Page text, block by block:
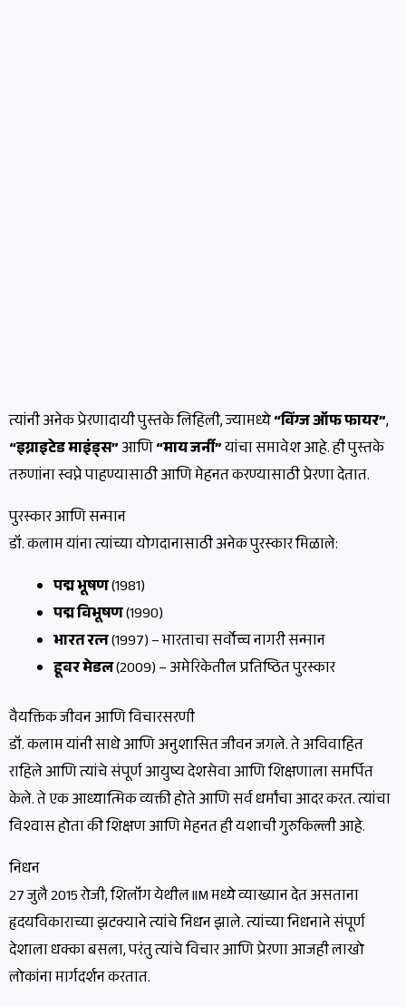
त्यांनी अनेक प्रेरणादायी पुस्तके लिहिली, ज्यामध्ये“विंग्ज ऑफ फायर”,
“इग्नाइटेड माइंड्स”आणि“माय जर्नी”यांचा समावेश आहे. ही पुस्तके
तरुणांना स्वप्ने पाहण्यासाठी आणि मेहनत करण्यासाठी प्रेरणा देतात.
पुरस्कार आणि सन्मान
डॉ. कलाम यांना त्यांच्या योगदानासाठी अनेक पुरस्कार मिळाले:
पद्म भूषण(1981)
पद्म विभूषण(1990)
भारत रत्न(1997) – भारताचा सर्वोच्च नागरी सन्मान
हूवर मेडल(2009) – अमेरिकेतील प्रतिष्ठित पुरस्कार
वैयक्तिक जीवन आणि विचारसरणी
डॉ. कलाम यांनी साधे आणि अनुशासित जीवन जगले. ते अविवाहित
राहिले आणि त्यांचे संपूर्ण आयुष्य देशसेवा आणि शिक्षणाला समर्पित
केले. ते एक आध्यात्मिक व्यक्ती होते आणि सर्व धर्मांचा आदर करत. त्यांचा
विश्वास होता की शिक्षण आणि मेहनत ही यशाची गुरुकिल्ली आहे.
निधन
27 जुलै 2015 रोजी, शिलॉंग येथील IIM मध्ये व्याख्यान देत असताना
हृदयविकाराच्या झटक्याने त्यांचे निधन झाले. त्यांच्या निधनाने संपूर्ण
देशाला धक्का बसला, परंतु त्यांचे विचार आणि प्रेरणा आजही लाखो
लोकांना मार्गदर्शन करतात.